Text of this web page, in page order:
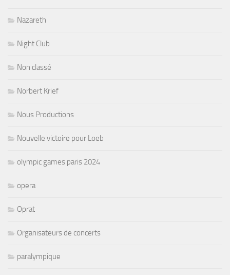
Nazareth
Night Club
Non classé
Norbert Krief
Nous Productions
Nouvelle victoire pour Loeb
olympic games paris 2024
opera
Oprat
Organisateurs de concerts
paralympique